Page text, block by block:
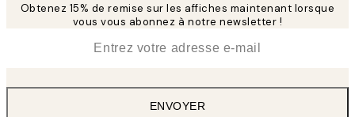
Obtenez 15% de remise sur les affiches maintenant lorsque
vous vous abonnez à notre newsletter !
ENVOYER